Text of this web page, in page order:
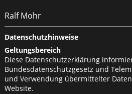
Ralf Mohr
Datenschutzhinweise
Geltungsbereich
Diese Datenschutzerklärung
Bundesdatenschutzgesetz und
und Verwendung übermittelter
Website.